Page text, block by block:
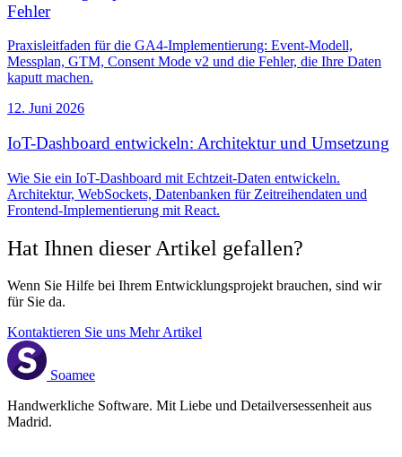
Fehler
Praxisleitfaden für die GA4-Implementierung: Event-Modell,
Messplan, GTM, Consent Mode v2 und die Fehler, die Ihre Daten
kaputt machen.
12. Juni 2026
IoT-Dashboard entwickeln: Architektur und Umsetzung
Wie Sie ein IoT-Dashboard mit Echtzeit-Daten entwickeln.
Architektur, WebSockets, Datenbanken für Zeitreihendaten und
Frontend-Implementierung mit React.
Hat Ihnen dieser Artikel gefallen?
Wenn Sie Hilfe bei Ihrem Entwicklungsprojekt brauchen, sind wir
für Sie da.
Kontaktieren Sie uns Mehr Artikel
Soamee
Handwerkliche Software. Mit Liebe und Detailversessenheit aus
Madrid.